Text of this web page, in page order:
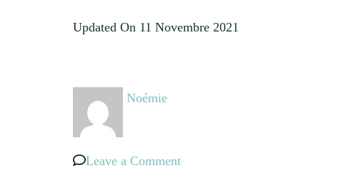
Updated On 11 Novembre 2021
Noémie
Leave a Commenton